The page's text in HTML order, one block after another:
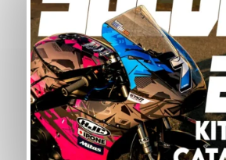
Oui, le vinyle polymère de ce
est conçu pour être retiré
chauffant légèrement les
cheveux, ils se décollent sans
de trace sur la peinture
carénages. Cette propriété
changer de kit déco selon vos
revenir au look d’origine.
Quel est le délai de
livraison ?